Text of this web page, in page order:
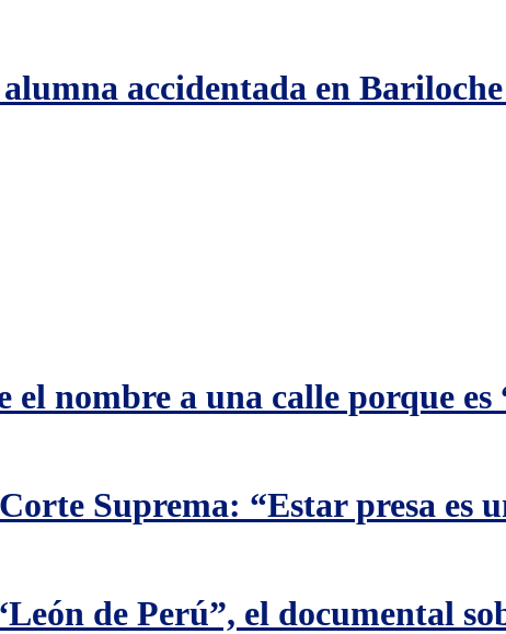
accidentada en
nombre a una calle porque
Suprema: “Estar presa es
de Perú”, el documental